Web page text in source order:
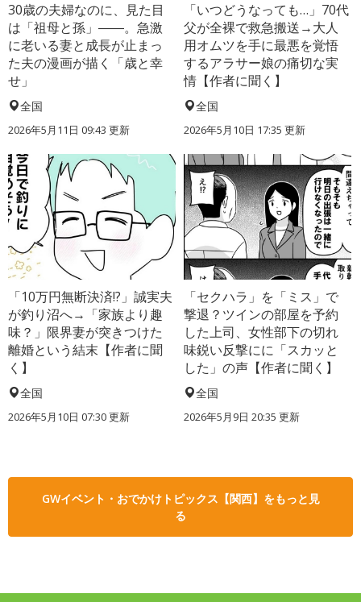
30歳の夫婦なのに、見た目
は「祖母と孫」――。急激
に老いる妻と成長が止まっ
た夫の漫画が描く「歳と幸
せ」
全国
2026年5月11日 09:43 更新
「いつどうなっても…」70代
父が全裸で救急搬送→大人
用オムツを手に最悪を覚悟
するアラサー娘の痛切な実
情【作者に聞く】
全国
2026年5月10日 17:35 更新
「10万円無断決済!?」誠実夫
が釣り沼へ→「家族より趣
味？」限界妻が突きつけた
離婚という結末【作者に聞
く】
全国
2026年5月10日 07:30 更新
「セクハラ」を「ミス」で
撃退？ツインの部屋を予約
した上司、女性部下の切れ
味鋭い反撃にに「スカッと
した」の声【作者に聞く】
全国
2026年5月9日 20:35 更新
GWイベント・おでかけトピックス【関西】をもっと見
る